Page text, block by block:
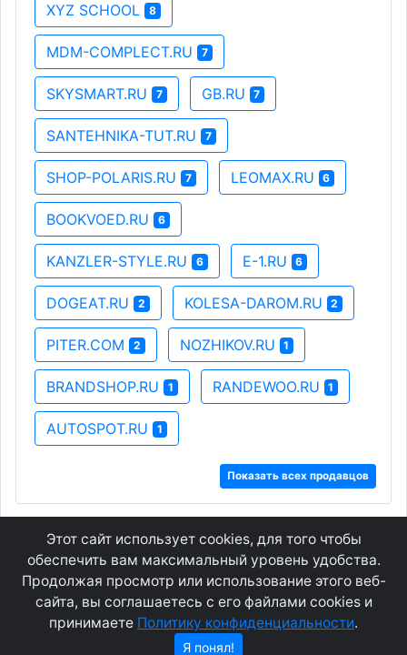
XYZ SCHOOL 8
MDM-COMPLECT.RU 7
SKYSMART.RU 7 GB.RU 7
SANTEHNIKA-TUT.RU 7
SHOP-POLARIS.RU 7 LEOMAX.RU 6
BOOKVOED.RU 6
KANZLER-STYLE.RU 6 E-1.RU 6
DOGEAT.RU 2 KOLESA-DAROM.RU 2
PITER.COM 2 NOZHIKOV.RU 1
BRANDSHOP.RU 1 RANDEWOO.RU 1
AUTOSPOT.RU 1
Показать всех продавцов
GEOWAP.MOBI© 2007 - 2021
Соглашение
Конфиденциальность
О сайте
Контакты
Этот сайт использует cookies, для того чтобы
обеспечить вам максимальный уровень удобства.
Продолжая просмотр или использование этого веб-
сайта, вы соглашаетесь с его файлами cookies и
принимаете Политику конфиденциальности.
Я понял!